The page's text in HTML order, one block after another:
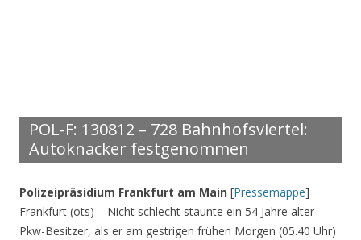
POL-F: 130812 – 728 Bahnhofsviertel:
Autoknacker festgenommen
Polizeipräsidium Frankfurt am Main [Pressemappe]
Frankfurt (ots) – Nicht schlecht staunte ein 54 Jahre alter
Pkw-Besitzer, als er am gestrigen frühen Morgen (05.40 Uhr)